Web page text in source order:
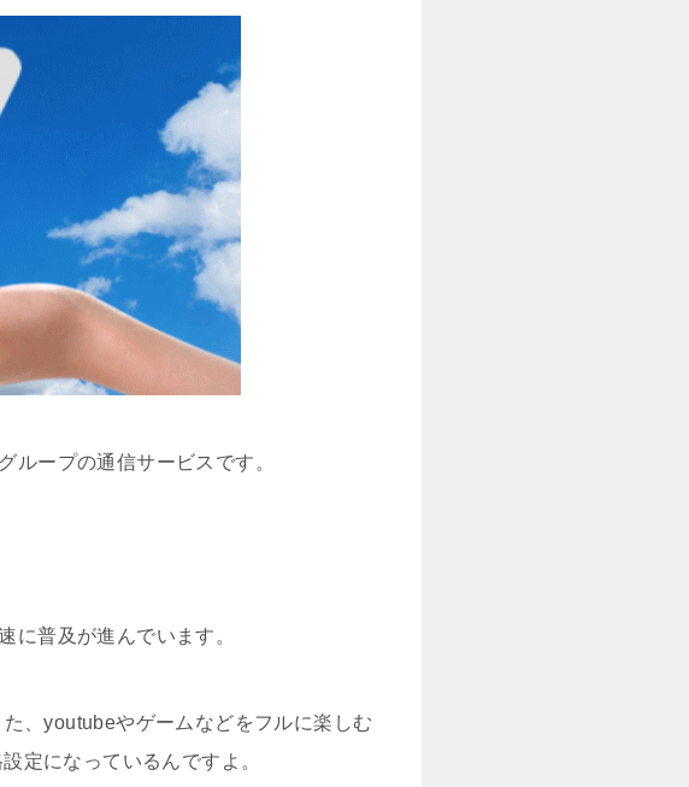
ループの通信サービスです。
に普及が進んでいます。
、youtubeやゲームなどをフルに楽しむ
定になっているんですよ。